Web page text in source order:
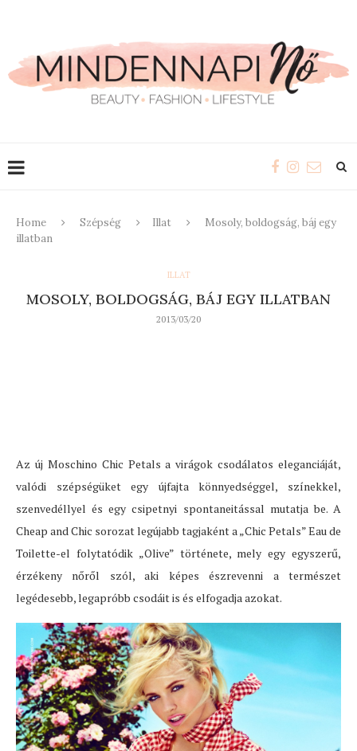
Home Szépség Illat
Mosoly, boldogság, báj egy
illatban
ILLAT
MOSOLY, BOLDOGSÁG, BÁJ EGY ILLATBAN
2013/03/20
Az új Moschino Chic Petals a virágok csodálatos eleganciáját,
valódi szépségüket egy újfajta könnyedséggel, színekkel,
szenvedéllyel és egy csipetnyi spontaneitással mutatja be. A
Cheap and Chic sorozat legújabb tagjaként a „Chic Petals” Eau de
Toilette-el folytatódik „Olive” története, mely egy egyszerű,
érzékeny nőről szól, aki képes észrevenni a természet
legédesebb, legapróbb csodáit is és elfogadja azokat.